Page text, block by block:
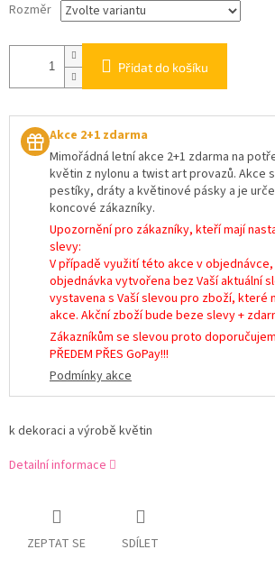
Rozměr
Přidat do košíku
Akce 2+1 zdarma
Mimořádná letní akce 2+1 zdarma na
květin z nylonu a twist art provazů. Akce
pestíky, dráty a květinové pásky a je
koncové zákazníky.
Upozornění pro zákazníky, kteří mají
slevy:
V případě využití této akce v
objednávka vytvořena bez Vaší aktuální
vystavena s Vaší slevou pro zboží, které
akce. Akční zboží bude beze slevy +
Zákazníkům se slevou proto
PŘEDEM PŘES GoPay!!!
Podmínky akce
k dekoraci a výrobě květin
Detailní informace
ZEPTAT SE SDÍLET